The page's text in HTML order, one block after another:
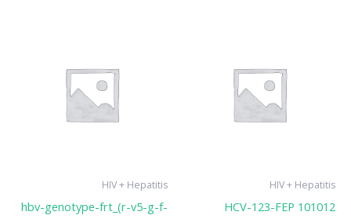
HIV + Hepatitis
HCV-123-FEP 101012
HIV + Hepatitis
hbv-genotype-frt_(r-v5-g-f-